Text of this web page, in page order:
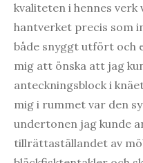
kvaliteten i hennes verk
hantverket precis som
både snyggt utfört och
mig att önska att jag
anteckningsblock i
mig i rummet var den
undertonen jag kunde
tillrättaställandet av